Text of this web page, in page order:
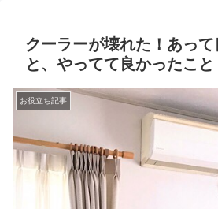
クーラーが壊れた！あっ
と、やってて良かったこと
お役立ち記事